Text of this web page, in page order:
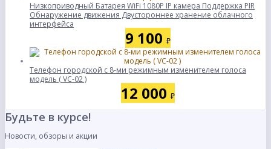
Низкоприводный Батарея WiFi 1080P IP камера Поддержка PIR
Обнаружение движения Двустороннее хранение облачного
интерфейса
9 100 ₽
Телефон городской с 8-ми режимным изменителем голоса
модель ( VC-02 )
12 000 ₽
Будьте в курсе!
Новости, обзоры и акции